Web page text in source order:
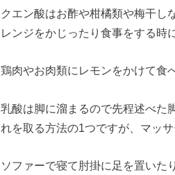
クエン酸はお酢や柑橘類や梅干し
レンジをかじったり食事をする時
鶏肉やお肉類にレモンをかけて食
乳酸は脚に溜まるので先程述べた
れを取る方法の1つですが、マッ
ソファーで寝て肘掛に足を置いた